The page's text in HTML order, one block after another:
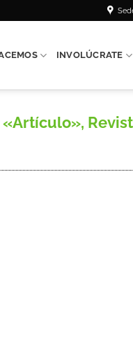
INVOLÚCRATE
«Artículo»,